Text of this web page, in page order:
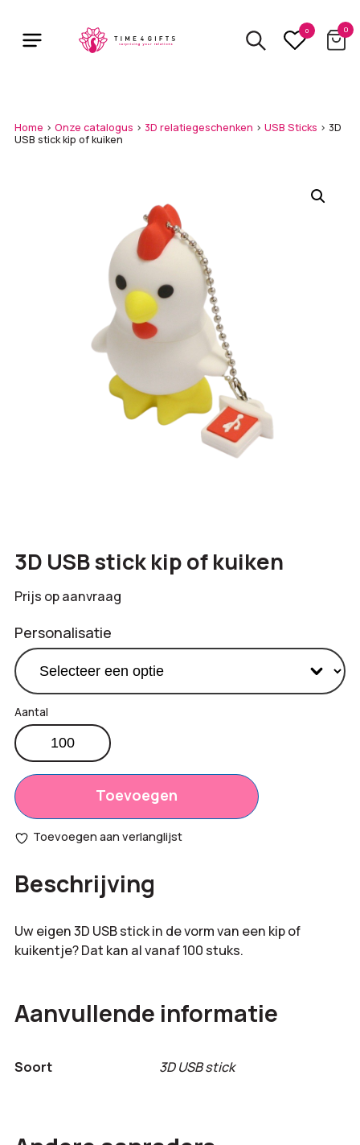
main
0 0
Home > Onze catalogus > 3D relatiegeschenken > USB Sticks > 3D
USB stick kip of kuiken
3D USB stick kip of kuiken
Prijs op aanvraag
Personalisatie
Totaal
opties:
€0,00
Bestelling
€0,00
3D
USB
stick
kip
of
kuiken
aantal
Toevoegen
Toevoegen aan verlanglijst
Beschrijving
Uw eigen 3D USB stick in de vorm van een kip of
kuikentje? Dat kan al vanaf 100 stuks.
Aanvullende informatie
Soort 3D USB stick